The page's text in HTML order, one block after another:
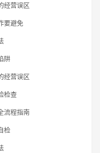
经营误区
要避免
阱
经营误区
检查
流程指南
检